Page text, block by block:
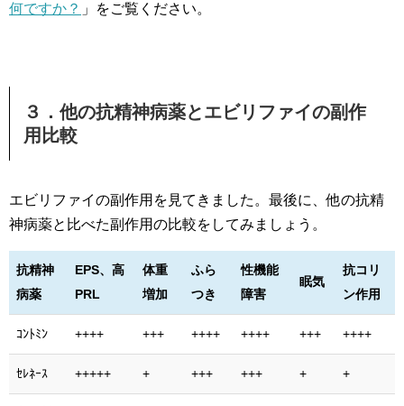
何ですか？ 」をご覧ください。
３．他の抗精神病薬とエビリファイの副作
用比較
エビリファイの副作用を見てきました。最後に、他の抗精
神病薬と比べた副作用の比較をしてみましょう。
抗精神
病薬
EPS、高
PRL
体重
増加
ふら
つき
性機能
障害
眠気
抗コリ
ン作用
ｺﾝﾄﾐﾝ ++++ +++ ++++ ++++ +++ ++++
ｾﾚﾈｰｽ +++++ + +++ +++ + +